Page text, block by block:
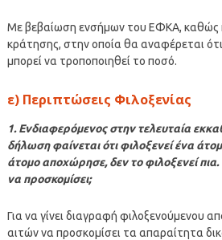
Με βεβαίωση ενσήμων του ΕΦΚΑ, καθώς
κράτησης, στην οποία θα αναφέρεται
μπορεί να τροποποιηθεί το ποσό.
ε) Περιπτώσεις Φιλοξενίας
1. Ενδιαφερόμενος στην τελευταία
δήλωση φαίνεται ότι φιλοξενεί ένα
άτομο αποχώρησε, δεν το φιλοξενεί πια.
να προσκομίσει;
Για να γίνει διαγραφή φιλοξενούμενου
αιτών να προσκομίσει τα απαραίτητα